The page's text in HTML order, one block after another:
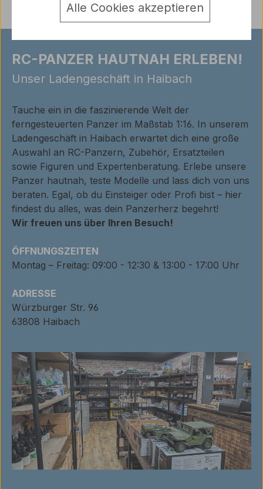
RC-PANZER HAUTNAH ERLEBEN!
Unser Ladengeschäft in Haibach
Tauche ein in die faszinierende Welt der
ferngesteuerten Panzer im Maßstab 1:16. In unserem
Ladengeschäft in Haibach erwartet dich eine große
Auswahl an RC-Panzern, Zubehör, Ersatzteilen
sowie Figuren und Expertenberatung. Erlebe unsere
Panzer hautnah, teste Modelle und lass dich von uns
beraten. Egal, ob du Einsteiger oder Profi bist – hier
findest du alles, was dein Panzerherz begehrt!
Wir freuen uns über Ihren Besuch!
ÖFFNUNGSZEITEN
Montag – Freitag: 09:00 - 12:30 & 13:00 - 17:00 Uhr
ADRESSE
Würzburger Str. 96
63808 Haibach
Alle Cookies akzeptieren